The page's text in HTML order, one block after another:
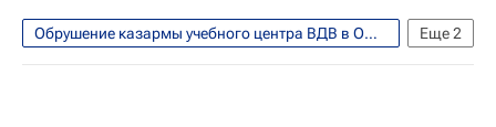
Еще2
Обрушение казармы учебного центра ВДВ в Омске
Происшествия
Челябинск